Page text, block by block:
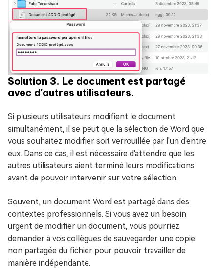
Solution 3. Le document est partagé
avec d'autres utilisateurs.
Si plusieurs utilisateurs modifient le document
simultanément, il se peut que la sélection de Word que
vous souhaitez modifier soit verrouillée par l'un d'entre
eux. Dans ce cas, il est nécessaire d'attendre que les
autres utilisateurs aient terminé leurs modifications
avant de pouvoir intervenir sur votre sélection.
Souvent, un document Word est partagé dans des
contextes professionnels. Si vous avez un besoin
urgent de modifier un document, vous pourriez
demander à vos collègues de sauvegarder une copie
non partagée du fichier pour pouvoir travailler de
manière indépendante.